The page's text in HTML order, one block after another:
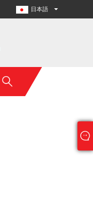
日本語